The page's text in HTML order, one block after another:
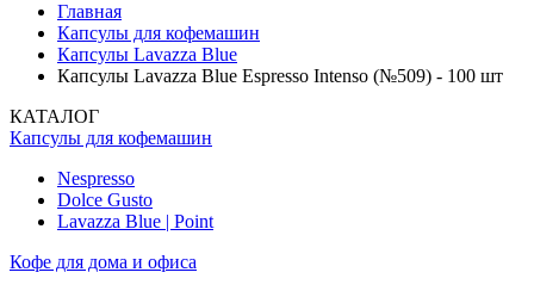
Главная
Капсулы для кофемашин
Капсулы Lavazza Blue
Капсулы Lavazza Blue Espresso Intenso (№509) - 100 шт
КАТАЛОГ
Капсулы для кофемашин
Nespresso
Dolce Gusto
Lavazza Blue | Point
Кофе для дома и офиса